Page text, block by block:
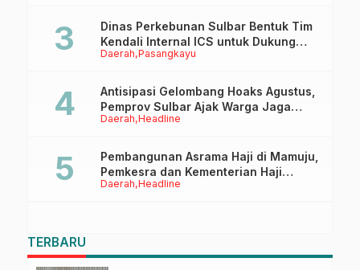
Daerah Pasangkayu
Dinas Perkebunan Sulbar Bentuk Tim
Kendali Internal ICS untuk Dukung
Sertifikasi ISPO Pekebun di
Daerah Headline
Antisipasi Gelombang Hoaks Agustus,
Pemprov Sulbar Ajak Warga Jaga
Ruang Digital
Daerah Headline
Pembangunan Asrama Haji di Mamuju,
Pemkesra dan Kementerian Haji
Sulbar Tinjau Lokasi
TERBARU